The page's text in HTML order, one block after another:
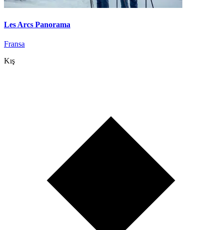
Les Arcs Panorama
Fransa
Kış